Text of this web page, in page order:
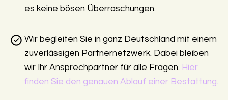
es keine bösen Überraschungen.
Wir begleiten Sie in ganz Deutschland mit einem
zuverlässigen Partnernetzwerk. Dabei bleiben
wir Ihr Ansprechpartner für alle Fragen. Hier
finden Sie den genauen Ablauf einer Bestattung.